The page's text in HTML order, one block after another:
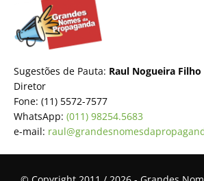
Sugestões de Pauta: Raul Nogueira Filho
Diretor
Fone: (11) 5572-7577
WhatsApp: (011) 98254.5683
e-mail: